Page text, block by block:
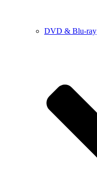
DVD & Blu-ray